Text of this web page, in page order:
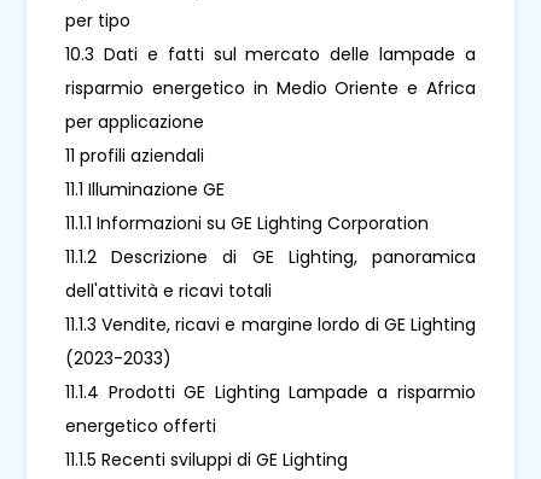
per tipo
10.3 Dati e fatti sul mercato delle lampade a
risparmio energetico in Medio Oriente e Africa
per applicazione
11 profili aziendali
11.1 Illuminazione GE
11.1.1 Informazioni su GE Lighting Corporation
11.1.2 Descrizione di GE Lighting, panoramica
dell'attività e ricavi totali
11.1.3 Vendite, ricavi e margine lordo di GE Lighting
(2023-2033)
11.1.4 Prodotti GE Lighting Lampade a risparmio
energetico offerti
11.1.5 Recenti sviluppi di GE Lighting